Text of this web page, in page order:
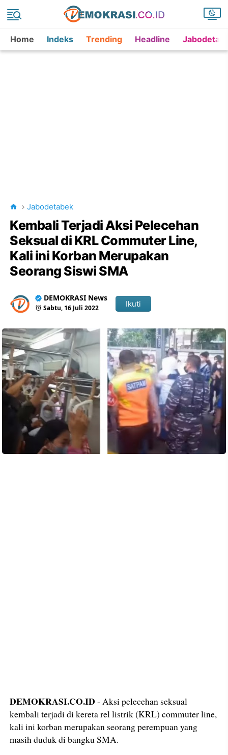
Home Indeks Trending Headline
Jabodetabek
Kembali Terjadi Aksi Pelecehan
Seksual di KRL Commuter Line,
Kali ini Korban Merupakan
Seorang Siswi SMA
DEMOKRASI News
Sabtu, 16 Juli 2022 Ikuti
DEMOKRASI.CO.ID - Aksi pelecehan seksual
kembali terjadi di kereta rel listrik (KRL) commuter line,
kali ini korban merupakan seorang perempuan yang
masih duduk di bangku SMA.